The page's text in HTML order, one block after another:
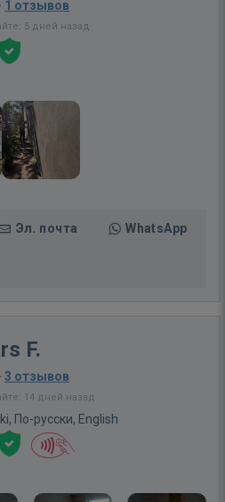
· 1 отзывов
5 дней назад
Эл. почта WhatsApp
F.
· 3 отзывов
14 дней назад
По-русски, English